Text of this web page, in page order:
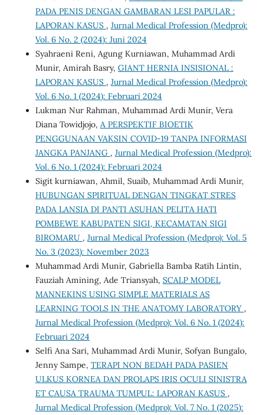
PADA PENIS DENGAN GAMBARAN LESI PAPULAR :
LAPORAN KASUS , Jurnal Medical Profession (Medpro):
Vol. 6 No. 2 (2024): Juni 2024
Syahraeni Reni, Agung Kurniawan, Muhammad Ardi
Munir, Amirah Basry, GIANT HERNIA INSISIONAL :
LAPORAN KASUS , Jurnal Medical Profession (Medpro):
Vol. 6 No. 1 (2024): Februari 2024
Lukman Nur Rahman, Muhammad Ardi Munir, Vera
Diana Towidjojo, A PERSPEKTIF BIOETIK
PENGGUNAAN VAKSIN COVID-19 TANPA INFORMASI
JANGKA PANJANG , Jurnal Medical Profession (Medpro):
Vol. 6 No. 1 (2024): Februari 2024
Sigit kurniawan, Ahmil, Suaib, Muhammad Ardi Munir,
HUBUNGAN SPIRITUAL DENGAN TINGKAT STRES
PADA LANSIA DI PANTI ASUHAN PELITA HATI
POMBEWE KABUPATEN SIGI, KECAMATAN SIGI
BIROMARU , Jurnal Medical Profession (Medpro): Vol. 5
No. 3 (2023): November 2023
Muhammad Ardi Munir, Gabriella Bamba Ratih Lintin,
Fauziah Amining, Ade Triansyah, SCALP MODEL
MANNEKINS USING SIMPLE MATERIALS AS
LEARNING TOOLS IN THE ANATOMY LABORATORY ,
Jurnal Medical Profession (Medpro): Vol. 6 No. 1 (2024):
Februari 2024
Selfi Ana Sari, Muhammad Ardi Munir, Sofyan Bungalo,
Jenny Sampe, TERAPI NON BEDAH PADA PASIEN
ULKUS KORNEA DAN PROLAPS IRIS OCULI SINISTRA
ET CAUSA TRAUMA TUMPUL: LAPORAN KASUS ,
Jurnal Medical Profession (Medpro): Vol. 7 No. 1 (2025):